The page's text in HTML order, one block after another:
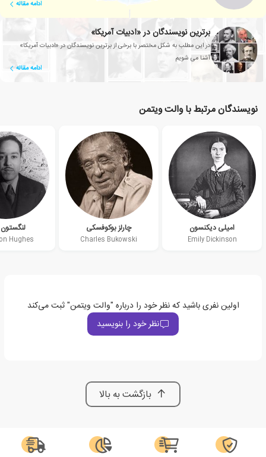
ادامه مقاله
برترین نویسندگان در «ادبیات آمریکا»
در این مطلب به شکل مختصر با برخی از برترین نویسندگان در «ادبیات آمریکا»
آشنا می شویم
ادامه مقاله
نویسندگان مرتبط با والت ویتمن
امیلی دیکنسون
Emily Dickinson
چارلز بوکوفسکی
Charles Bukowski
Hughes
اولین نفری باشید که نظر خود را درباره "والت ویتمن" ثبت می‌کند
نظر خود را بنویسید
بازگشت به بالا